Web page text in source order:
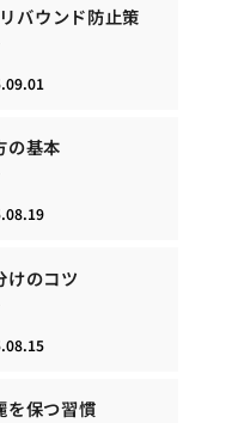
バウンド防止策
の基本
けのコツ
を保つ習慣